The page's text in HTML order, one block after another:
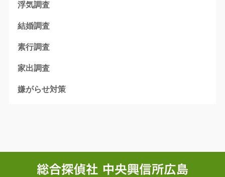
浮気調査
結婚調査
素行調査
家出調査
嫌がらせ対策